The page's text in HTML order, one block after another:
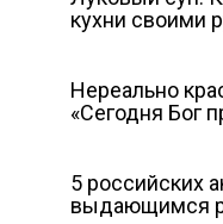
кухни своими
Нереально
«Сегодня Бог
5 российских
выдающимся